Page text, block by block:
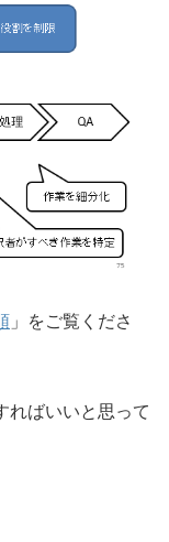
」をご覧くださ
ればいいと思って